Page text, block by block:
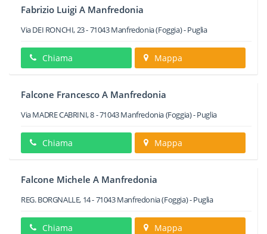
Fabrizio Luigi A Manfredonia
Via DEI RONCHI, 23-71043Manfredonia(Foggia) -Puglia
Chiama Mappa
Falcone Francesco A Manfredonia
Via MADRE CABRINI, 8-71043Manfredonia(Foggia) -Puglia
Chiama Mappa
Falcone Michele A Manfredonia
REG. BORGNALLE, 14-71043Manfredonia(Foggia) -Puglia
Chiama Mappa